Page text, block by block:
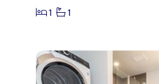
1
1